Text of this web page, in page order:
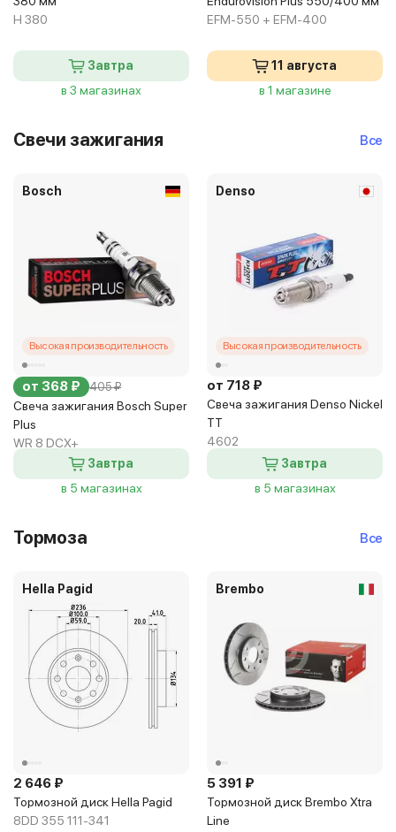
H 380
Завтра
в 3 магазинах
EFM-550 + EFM-400
11 августа
в 1 магазине
Свечи зажигания Все
Bosch
Высокая производительность
от 368 ₽ 405 ₽
Свеча зажигания Bosch Super
Plus
WR 8 DCX+
Завтра
в 5 магазинах
Denso
Высокая производительность
от 718 ₽
Свеча зажигания Denso Nickel
TT
4602
Завтра
в 5 магазинах
Тормоза Все
Hella Pagid
2 646 ₽
Тормозной диск Hella Pagid
8DD 355 111-341
Brembo
5 391 ₽
Тормозной диск Brembo Xtra
Line